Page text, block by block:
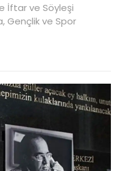
İftar ve Söyleşi
Gençlik ve Spor